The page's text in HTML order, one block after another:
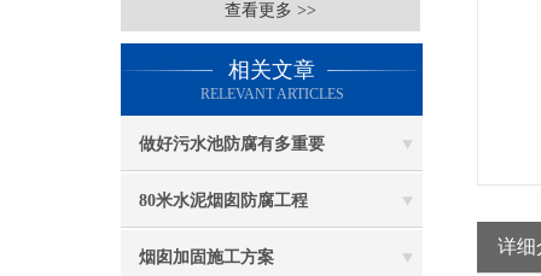
查看更多 >>
相关文章
RELEVANT ARTICLES
做好污水池防腐有多重要
80米水泥烟囱防腐工程
烟囱加固施工方案
详细